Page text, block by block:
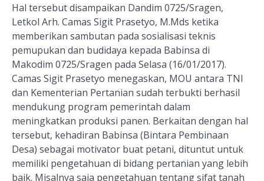
Hal tersebut disampaikan Dandim 0725/Sragen,
Letkol Arh. Camas Sigit Prasetyo, M.Mds ketika
memberikan sambutan pada sosialisasi teknis
pemupukan dan budidaya kepada Babinsa di
Makodim 0725/Sragen pada Selasa (16/01/2017).
Camas Sigit Prasetyo menegaskan, MOU antara TNI
dan Kementerian Pertanian sudah terbukti berhasil
mendukung program pemerintah dalam
meningkatkan produksi panen. Berkaitan dengan hal
tersebut, kehadiran Babinsa (Bintara Pembinaan
Desa) sebagai motivator buat petani, dituntut untuk
memiliki pengetahuan di bidang pertanian yang lebih
baik. Misalnya saja pengetahuan tentang sifat tanah